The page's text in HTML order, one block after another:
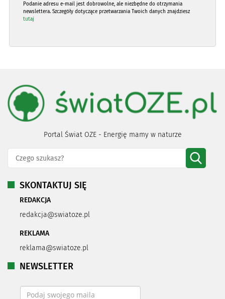
Podanie adresu e-mail jest dobrowolne, ale niezbędne do otrzymania
newslettera. Szczegóły dotyczące przetwarzania Twoich danych znajdziesz
tutaj
Portal Świat OZE - Energię mamy w naturze
SKONTAKTUJ SIĘ
REDAKCJA
redakcja@swiatoze.pl
REKLAMA
reklama@swiatoze.pl
NEWSLETTER